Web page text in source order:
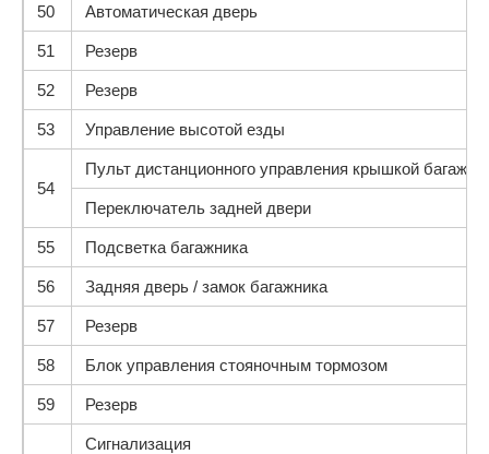
50 Автоматическая дверь
51 Резерв
52 Резерв
53 Управление высотой езды
54
Пульт дистанционного управления крышкой
Переключатель задней двери
55 Подсветка багажника
56 Задняя дверь / замок багажника
57 Резерв
58 Блок управления стояночным тормозом
59 Резерв
Сигнализация